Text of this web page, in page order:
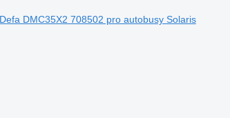
DMC35X2 708502 pro autobusy Solaris